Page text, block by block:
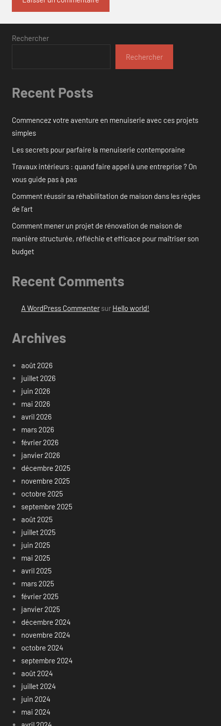
Rechercher
Rechercher
Recent Posts
Commencez votre aventure en menuiserie avec ces projets
simples
Les secrets pour parfaire la menuiserie contemporaine
Travaux intérieurs : quand faire appel à une entreprise ? On
vous guide pas à pas
Comment réussir sa réhabilitation de maison dans les règles
de l’art
Comment mener un projet de rénovation de maison de
manière structurée, réfléchie et efficace pour maîtriser son
budget
Recent Comments
A WordPress Commentersur Hello world!
Archives
août 2026
juillet 2026
juin 2026
mai 2026
avril 2026
mars 2026
février 2026
janvier 2026
décembre 2025
novembre 2025
octobre 2025
septembre 2025
août 2025
juillet 2025
juin 2025
mai 2025
avril 2025
mars 2025
février 2025
janvier 2025
décembre 2024
novembre 2024
octobre 2024
septembre 2024
août 2024
juillet 2024
juin 2024
mai 2024